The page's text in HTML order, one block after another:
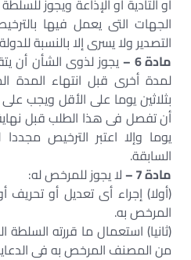
أو التأدية أو الإذاعة ويجوز
الجهات التى يعمل فيها
التصدير ولا يسرى إلا بالنسبة
مادة 6 –
يجوز لذوى الشأن أن
لمدة أخرى قبل انتهاء المدة
بثلاثين يوما على الأقل ويجب
أن تفصل فى هذا الطلب قبل
يوما وإلا اعتبر الترخيص
السابقة.
مادة 7 –
لا يجوز للمرخص له:
(أولا) إجراء أى تعديل أو
المرخص به.
(ثانيا) استعمال ما قررته السلطة
من المصنف المرخص به فى